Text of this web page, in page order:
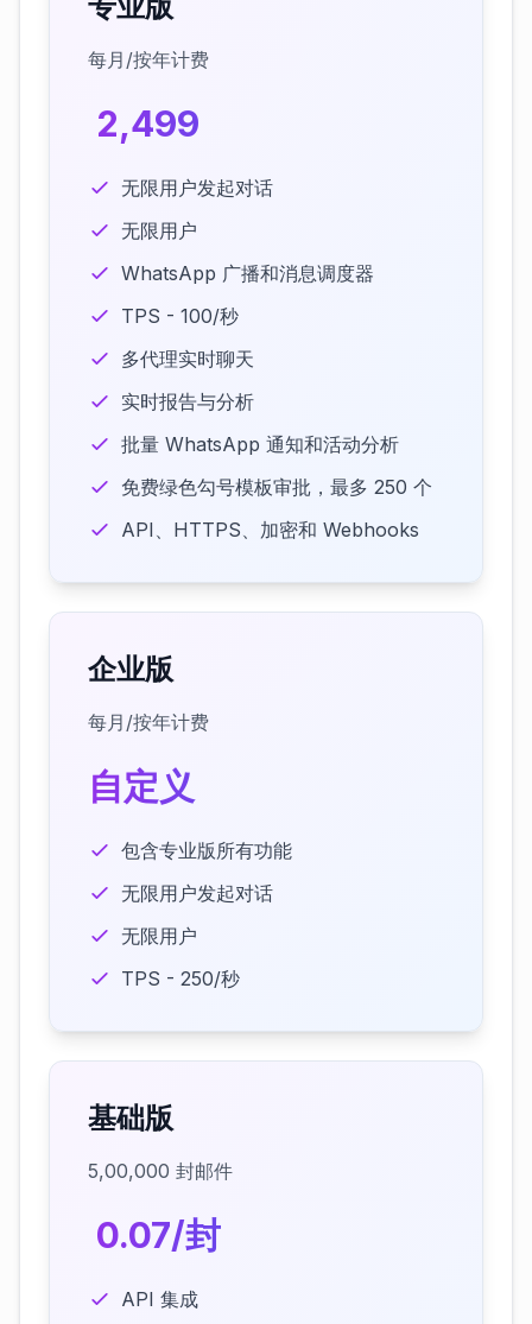
每月/按年计费
₹ 2,499
无限用户发起对话
无限用户
WhatsApp 广播和消息调度器
TPS - 100/秒
多代理实时聊天
实时报告与分析
批量 WhatsApp 通知和活动分析
免费绿色勾号模板审批，最多 250 个
API、HTTPS、加密和 Webhooks
企业版
每月/按年计费
自定义
包含专业版所有功能
无限用户发起对话
无限用户
TPS - 250/秒
基础版
5,00,000 封邮件
₹ 0.07/封
API 集成